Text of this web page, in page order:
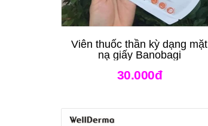
Viên thuốc thần kỳ dạng mặt
nạ giấy Banobagi
30.000đ